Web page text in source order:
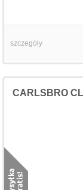
szczegóły
CARLSBRO